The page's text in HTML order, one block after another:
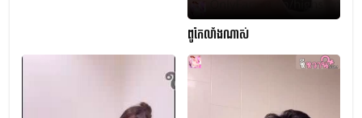
ពូកែលាំងណាស់